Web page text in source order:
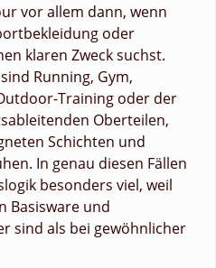
vor allem dann, wenn
oder
klaren Zweck suchst.
Running, Gym,
Training oder der
Oberteilen,
Schichten und
In genau diesen Fällen
besonders viel, weil
Basisware und
sind als bei gewöhnlicher